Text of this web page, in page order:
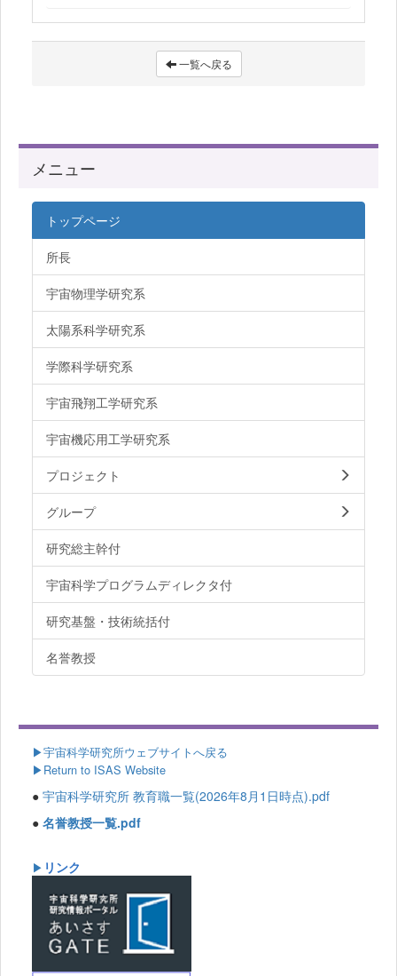
一覧へ戻る
メニュー
トップページ
所長
宇宙物理学研究系
太陽系科学研究系
学際科学研究系
宇宙飛翔工学研究系
宇宙機応用工学研究系
プロジェクト
グループ
研究総主幹付
宇宙科学プログラムディレクタ付
研究基盤・技術統括付
名誉教授
▶宇宙科学研究所ウェブサイトへ戻る
▶Return to ISAS Website
● 宇宙科学研究所 教育職一覧(2026年8月1日時点).pdf
● 名誉教授一覧.pdf
▶ リンク